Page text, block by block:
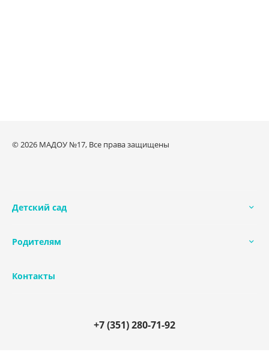
© 2026 МАДОУ №17, Все права защищены
Детский сад
Родителям
Контакты
+7 (351) 280-71-92